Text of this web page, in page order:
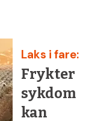
Laks i fare:
Frykter
sykdom
kan